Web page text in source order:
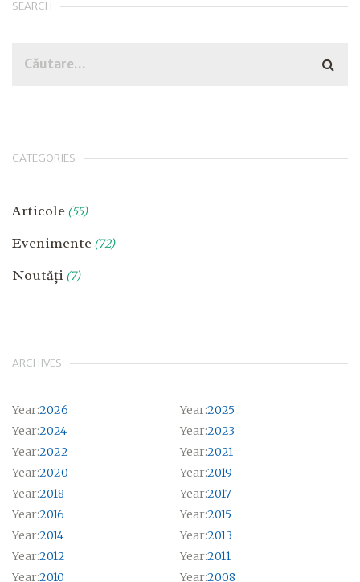
SEARCH
CATEGORIES
Articole (55)
Evenimente (72)
Noutăți (7)
ARCHIVES
Year:2026 Year:2025
Year:2024 Year:2023
Year:2022 Year:2021
Year:2020 Year:2019
Year:2018 Year:2017
Year:2016 Year:2015
Year:2014 Year:2013
Year:2012 Year:2011
Year:2010 Year:2008